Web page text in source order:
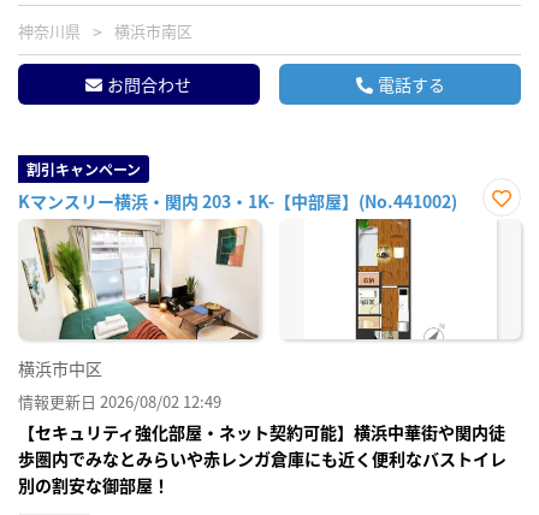
神奈川県 横浜市南区
お問合わせ 電話する
割引キャンペーン
Kマンスリー横浜・関内 203・1K-【中部屋】(No.441002)
お気
横浜市中区
情報更新日 2026/08/02 12:49
【セキュリティ強化部屋・ネット契約可能】横浜中華街や関内徒
歩圏内でみなとみらいや赤レンガ倉庫にも近く便利なバストイレ
別の割安な御部屋！